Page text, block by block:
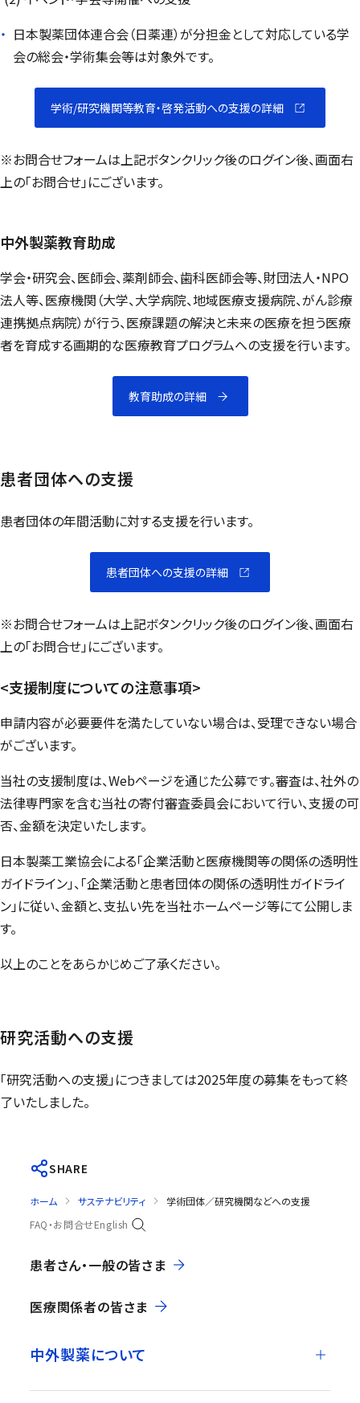
日本製薬団体連合会（日薬連）が分担金として対応している学
会の総会・学術集会等は対象外です。
学術/研究機関等教育・啓発活動への支援の詳細
※お問合せフォームは上記ボタンクリック後のログイン後、画面右
上の「お問合せ」にございます。
中外製薬教育助成
学会・研究会、医師会、薬剤師会、歯科医師会等、財団法人・NPO
法人等、医療機関（大学、大学病院、地域医療支援病院、がん診療
連携拠点病院）が行う、医療課題の解決と未来の医療を担う医療
者を育成する画期的な医療教育プログラムへの支援を行います。
教育助成の詳細
患者団体への支援
患者団体の年間活動に対する支援を行います。
患者団体への支援の詳細
※お問合せフォームは上記ボタンクリック後のログイン後、画面右
上の「お問合せ」にございます。
<支援制度についての注意事項>
申請内容が必要要件を満たしていない場合は、受理できない場合
がございます。
当社の支援制度は、Webページを通じた公募です。審査は、社外の
法律専門家を含む当社の寄付審査委員会において行い、支援の可
否、金額を決定いたします。
日本製薬工業協会による「企業活動と医療機関等の関係の透明性
ガイドライン」、「企業活動と患者団体の関係の透明性ガイドライ
ン」に従い、金額と、支払い先を当社ホームページ等にて公開しま
す。
以上のことをあらかじめご了承ください。
研究活動への支援
「研究活動への支援」につきましては2025年度の募集をもって終
了いたしました。
SHARE
ホーム サステナビリティ
学術団体／研究機関などへの支援
FAQ・お問合せEnglish
患者さん・一般の皆さま
医療関係者の皆さま
中外製薬について